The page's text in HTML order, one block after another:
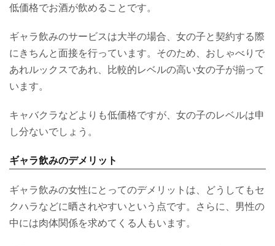
低価格でお酒が飲めることです。
ギャラ飲みのサービスは大半の場合、女の子と契約する際
にきちんと面接を行っています。そのため、おしゃべりで
あれルックスであれ、比較的レベルの高い女の子が揃って
います。
キャバクラなどよりも低価格ですが、女の子のレベルは申
し分ないでしょう。
ギャラ飲みのデメリット
ギャラ飲みの女性にとってのデメリットは、どうしてもセ
クハラなどに晒されやすいという点です。さらに、男性の
中には肉体関係を求めてくる人もいます。